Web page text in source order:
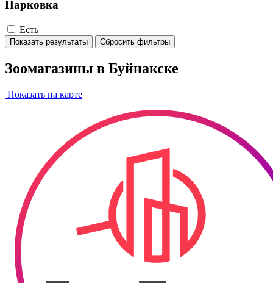
Парковка
Есть
Показать результаты Сбросить фильтры
Зоомагазины в Буйнакске
Показать на карте